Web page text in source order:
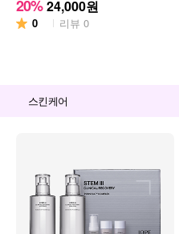
20% 24,000원
0 리뷰 0
스킨케어